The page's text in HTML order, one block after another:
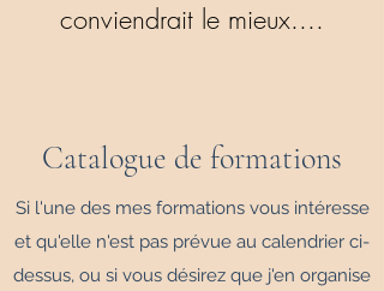
conviendrait le mieux....
Catalogue de formations
Si l'une des mes formations vous intéresse
et qu'elle n'est pas prévue au calendrier ci-
dessus, ou si vous désirez que j'en organise